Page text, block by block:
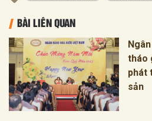
BÀI LIÊN QUAN
tháo
phát
sản